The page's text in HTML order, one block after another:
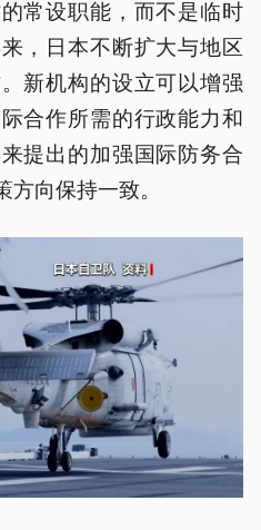
常设职能，而不是临时
，日本不断扩大与地区
新机构的设立可以增强
合作所需的行政能力和
提出的加强国际防务合
向保持一致。